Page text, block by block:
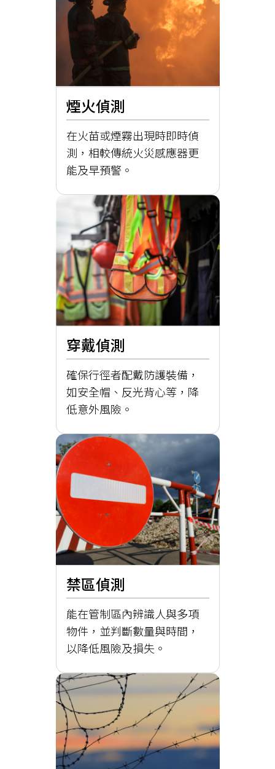
煙火偵測
在火苗或煙霧出現時即時偵
測，相較傳統火災感應器更
能及早預警。
穿戴偵測
確保行徑者配戴防護裝備，
如安全帽、反光背心等，降
低意外風險。
禁區偵測
能在管制區內辨識人與多項
物件，並判斷數量與時間，
以降低風險及損失。